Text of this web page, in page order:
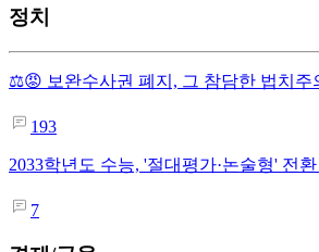
정치
⚖️😡 보완수사권 폐지, 그 참담한 법치주
193
2033학년도 수능, '절대평가·논술형' 전
7